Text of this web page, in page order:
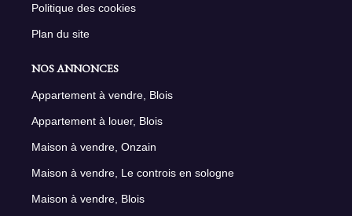
Politique des cookies
Plan du site
NOS ANNONCES
Appartement à vendre, Blois
Appartement à louer, Blois
Maison à vendre, Onzain
Maison à vendre, Le controis en sologne
Maison à vendre, Blois